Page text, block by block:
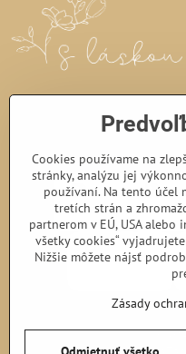
©
Cookies používame na
stránky, analýzu jej
používaní. Na tento účel
tretích strán a
partnerom v EÚ, USA
všetky cookies“
Nižšie môžete nájsť
Zásady